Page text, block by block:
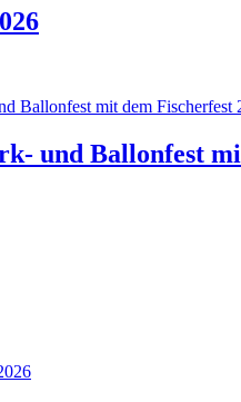
und Ballonfest